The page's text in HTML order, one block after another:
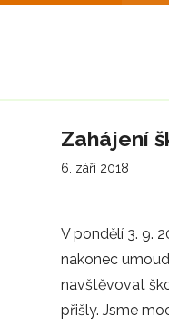
Zahájení
6. září 2018
V pondělí 3. 9.
nakonec
navštěvovat
přišly. Jsme